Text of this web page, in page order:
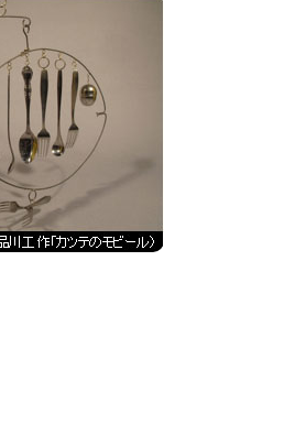
新潟市秋葉区
胎内・粟島
阿賀野・阿賀
町・津南
・妙高・糸魚川
焼肉
カツ・豚カツ
海鮮・鮨
・クラフトビール
ーデン・暑気払い
向け
学生スポーツ
モール
新潟伊勢丹
オPATIO
通販・EC
チラシ
注目 チラシ
ニューアルセール
年末・初売りセール